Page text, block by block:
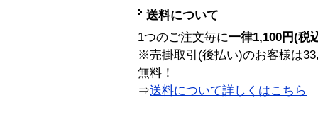
送料について
1つのご注文毎に一律1,100円(税
※売掛取引(後払い)のお客様は
無料！
⇒送料について詳しくはこちら